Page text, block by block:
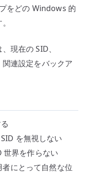
をどの Windows 的
現在の SID、
連設定をバックア
を無視しない
世界を作らない
にとって自然な位